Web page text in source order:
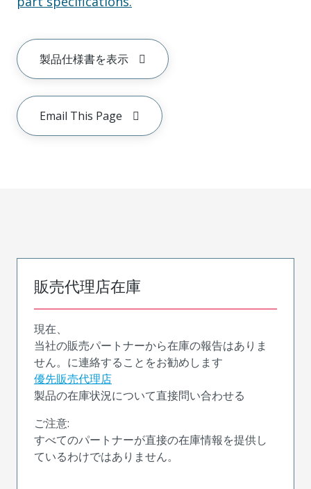
製品仕様書を表示
Email This Page
販売代理店在庫
現在、
当社の販売パートナーから在庫の報告はありま
せん。に連絡することをお勧めします
優先販売代理店
製品の在庫状況について直接問い合わせる
ご注意:
すべてのパートナーが直接の在庫情報を提供し
ているわけではありません。